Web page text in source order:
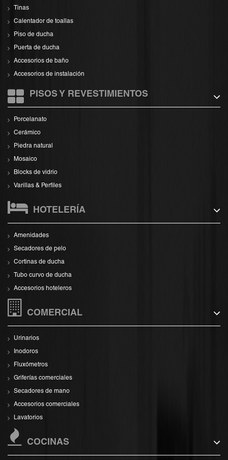
Tinas
Calentador de toallas
Piso de ducha
Puerta de ducha
Accesorios de baño
Accesorios de instalación
PISOS Y REVESTIMIENTOS
Porcelanato
Cerámico
Piedra natural
Mosaico
Blocks de vidrio
Varillas & Perfiles
HOTELERÍA
Amenidades
Secadores de pelo
Cortinas de ducha
Tubo curvo de ducha
Accesorios hoteleros
COMERCIAL
Urinarios
Inodoros
Fluxómetros
Griferías comerciales
Secadores de mano
Accesorios comerciales
Lavatorios
COCINAS